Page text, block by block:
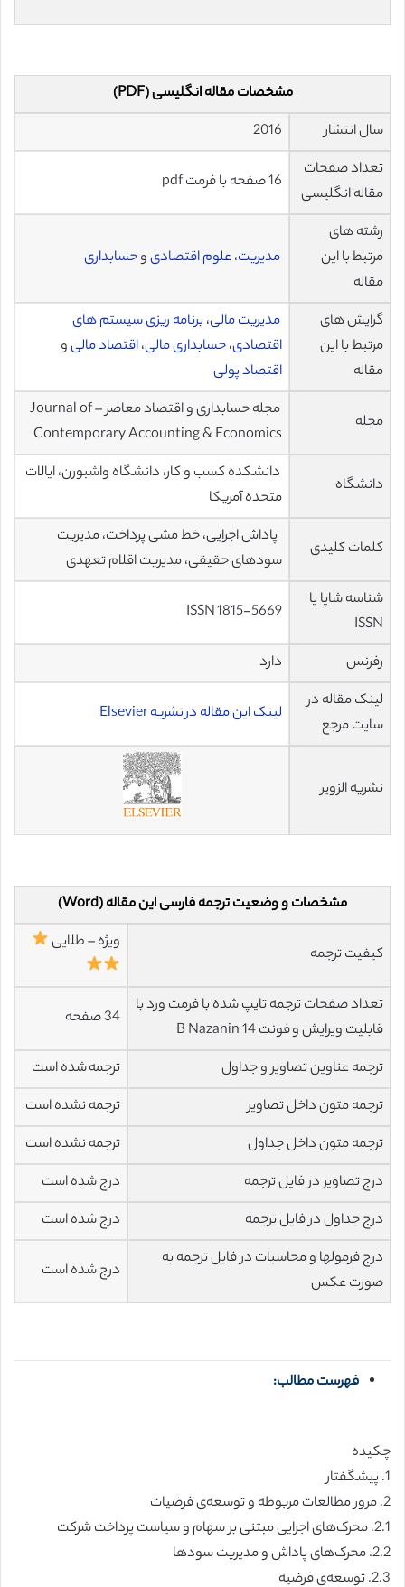
مشخصات مقاله انگلیسی (PDF)
سال انتشار
2016
تعداد صفحات
مقاله انگلیسی
16 صفحه با فرمت pdf
رشته های
مرتبط با این
مقاله
مدیریت،علوم اقتصادیوحسابداری
گرایش های
مرتبط با این
مقاله
مدیریت مالی،برنامه ریزی سیستم های
اقتصادی،حسابداری مالی،اقتصاد مالیو
اقتصاد پولی
مجله
مجله حسابداری و اقتصاد معاصر – Journal of
Contemporary Accounting & Economics
دانشگاه
دانشکده کسب و کار، دانشگاه واشبورن، ایالات
متحده آمریکا
کلمات کلیدی
پاداش اجرایی، خط مشی پرداخت، مدیریت
سودهای حقیقی، مدیریت اقلام تعهدی
شناسه شاپا یا
ISSN
ISSN 1815-5669
رفرنس
دارد
لینک مقاله در
سایت مرجع
لینک این مقاله در نشریه Elsevier
نشریه الزویر
مشخصات و وضعیت ترجمه فارسی این مقاله (Word)
کیفیت ترجمه
ویژه – طلایی
تعداد صفحات ترجمه تایپ شده با فرمت ورد با
قابلیت ویرایش و فونت 14 B Nazanin
34 صفحه
ترجمه عناوین تصاویر و جداول
ترجمه شده است
ترجمه متون داخل تصاویر
ترجمه نشده است
ترجمه متون داخل جداول
ترجمه نشده است
درج تصاویر در فایل ترجمه
درج شده است
درج جداول در فایل ترجمه
درج شده است
درج فرمولها و محاسبات در فایل ترجمه به
صورت عکس
درج شده است
فهرست مطالب:
چکیده
1. پیشگفتار
2. مرور مطالعات مربوطه و توسعه‌ی فرضیات
2.1. محرک‌های اجرایی مبتنی بر سهام و سیاست پرداخت شرکت
2.2. محرک‌های پاداش و مدیریت سودها
2.3. توسعه‌ی فرضیه